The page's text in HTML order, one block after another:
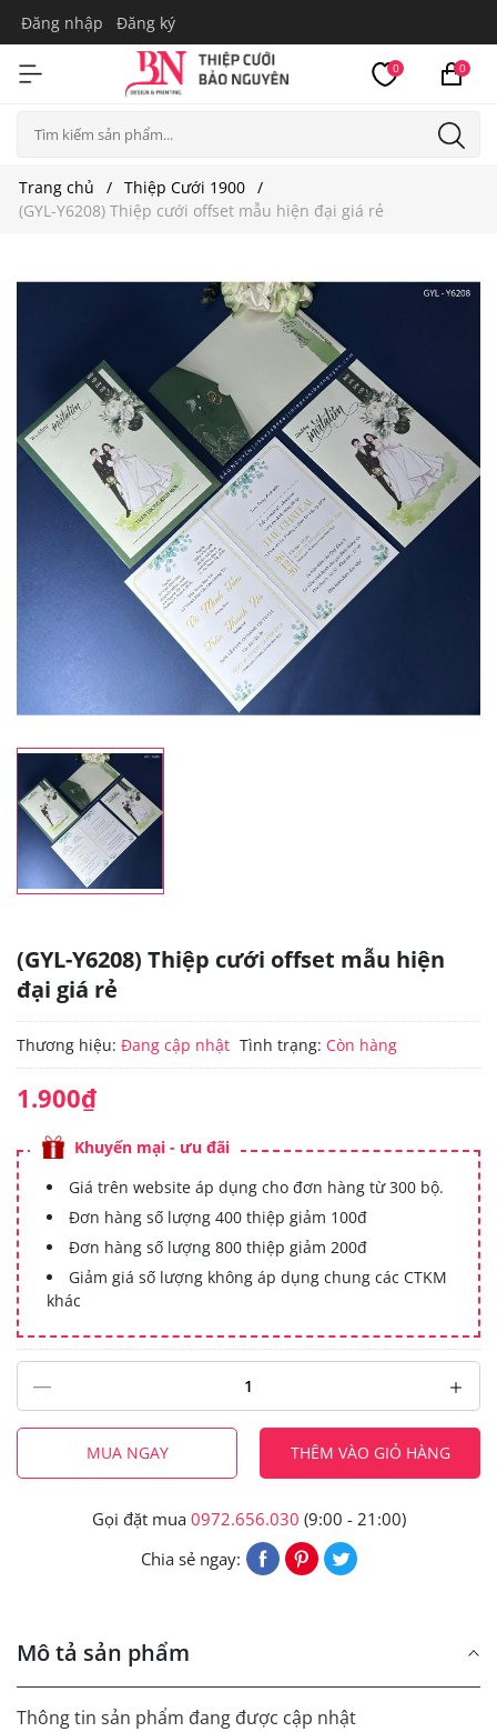
Đăng nhập Đăng ký
0 0
Trang chủ
Thiệp Cưới 1900
(GYL-Y6208) Thiệp cưới offset mẫu hiện đại giá rẻ
(GYL-Y6208) Thiệp cưới offset mẫu hiện
đại giá rẻ
Thương hiệu: Đang cập nhật Tình trạng: Còn hàng
1.900₫
Khuyến mại - ưu đãi
Giá trên website áp dụng cho đơn hàng từ 300 bộ.
Đơn hàng số lượng 400 thiệp giảm 100đ
Đơn hàng số lượng 800 thiệp giảm 200đ
Giảm giá số lượng không áp dụng chung các CTKM
khác
MUA NGAY THÊM VÀO GIỎ HÀNG
Gọi đặt mua 0972.656.030 (9:00 - 21:00)
Chia sẻ ngay:
Mô tả sản phẩm
Thông tin sản phẩm đang được cập nhật